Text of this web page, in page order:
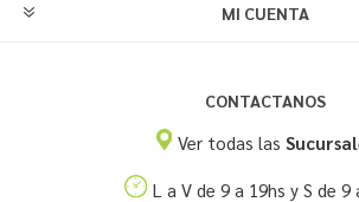
MI CUENTA
CONTACTANOS
Ver todas las
L a V de 9 a 19hs y S de 9